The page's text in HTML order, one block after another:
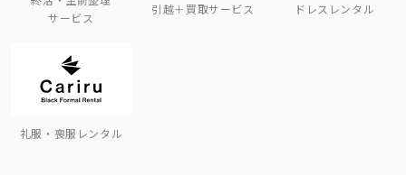
サービス
引越＋買取サービス ドレスレンタル
礼服・喪服レンタル